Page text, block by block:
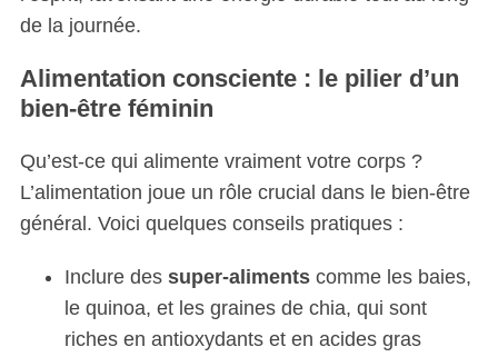
de la journée.
Alimentation consciente : le pilier d’un
bien-être féminin
Qu’est-ce qui alimente vraiment votre corps ?
L’alimentation joue un rôle crucial dans le bien-être
général. Voici quelques conseils pratiques :
Inclure des super-alimentscomme les baies,
le quinoa, et les graines de chia, qui sont
riches en antioxydants et en acides gras